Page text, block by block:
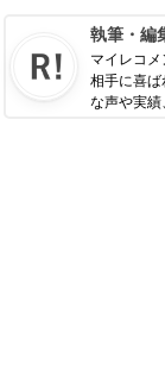
執筆・編
マイレコ
相手に喜
な声や実績